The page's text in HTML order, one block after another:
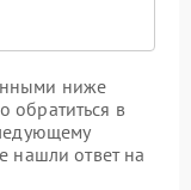
ниже
обратиться в
нашли ответ на